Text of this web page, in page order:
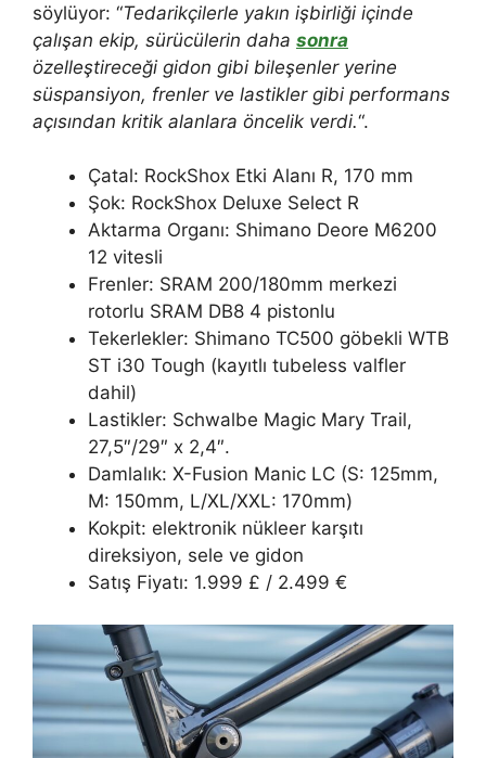
söylüyor: “Tedarikçilerle yakın işbirliği içinde
çalışan ekip, sürücülerin daha sonra
özelleştireceği gidon gibi bileşenler yerine
süspansiyon, frenler ve lastikler gibi performans
açısından kritik alanlara öncelik verdi.“.
Çatal: RockShox Etki Alanı R, 170 mm
Şok: RockShox Deluxe Select R
Aktarma Organı: Shimano Deore M6200
12 vitesli
Frenler: SRAM 200/180mm merkezi
rotorlu SRAM DB8 4 pistonlu
Tekerlekler: Shimano TC500 göbekli WTB
ST i30 Tough (kayıtlı tubeless valfler
dahil)
Lastikler: Schwalbe Magic Mary Trail,
27,5″/29″ x 2,4″.
Damlalık: X-Fusion Manic LC (S: 125mm,
M: 150mm, L/XL/XXL: 170mm)
Kokpit: elektronik nükleer karşıtı
direksiyon, sele ve gidon
Satış Fiyatı: 1.999 £ / 2.499 €